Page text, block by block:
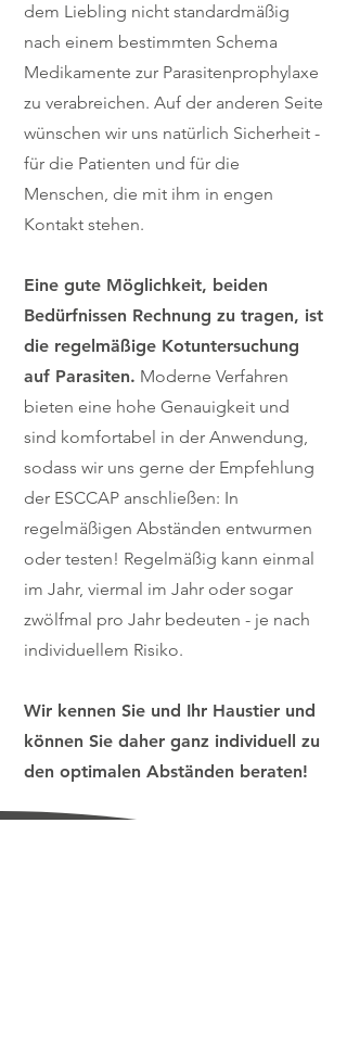
dem Liebling nicht standardmäßig
nach einem bestimmten Schema
Medikamente zur Parasitenprophylaxe
zu verabreichen. Auf der anderen Seite
wünschen wir uns natürlich Sicherheit -
für die Patienten und für die
Menschen, die mit ihm in engen
Kontakt stehen.
Eine gute Möglichkeit, beiden
Bedürfnissen Rechnung zu tragen, ist
die regelmäßige Kotuntersuchung
auf Parasiten. Moderne Verfahren
bieten eine hohe Genauigkeit und
sind komfortabel in der Anwendung,
sodass wir uns gerne der Empfehlung
der ESCCAP anschließen: In
regelmäßigen Abständen entwurmen
oder testen! Regelmäßig kann einmal
im Jahr, viermal im Jahr oder sogar
zwölfmal pro Jahr bedeuten - je nach
individuellem Risiko.
Wir kennen Sie und Ihr Haustier und
können Sie daher ganz individuell zu
den optimalen Abständen beraten!